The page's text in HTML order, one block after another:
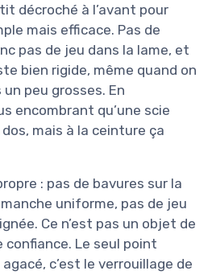
décroché à l’avant pour
mais efficace. Pas de
pas de jeu dans la lame, et
bien rigide, même quand on
peu grosses. En
encombrant qu’une scie
mais à la ceinture ça
: pas de bavures sur la
uniforme, pas de jeu
Ce n’est pas un objet de
confiance. Le seul point
agacé, c’est le verrouillage de